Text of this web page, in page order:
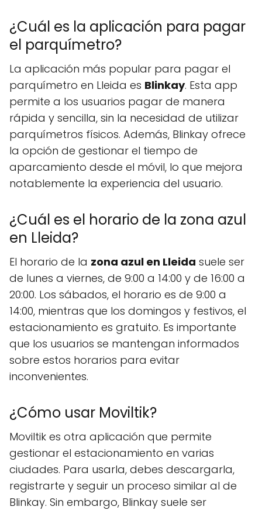
¿Cuál es la aplicación para pagar
el parquímetro?
La aplicación más popular para pagar el
parquímetro en Lleida es Blinkay. Esta app
permite a los usuarios pagar de manera
rápida y sencilla, sin la necesidad de utilizar
parquímetros físicos. Además, Blinkay ofrece
la opción de gestionar el tiempo de
aparcamiento desde el móvil, lo que mejora
notablemente la experiencia del usuario.
¿Cuál es el horario de la zona azul
en Lleida?
El horario de la zona azul en Lleida suele ser
de lunes a viernes, de 9:00 a 14:00 y de 16:00 a
20:00. Los sábados, el horario es de 9:00 a
14:00, mientras que los domingos y festivos, el
estacionamiento es gratuito. Es importante
que los usuarios se mantengan informados
sobre estos horarios para evitar
inconvenientes.
¿Cómo usar Moviltik?
Moviltik es otra aplicación que permite
gestionar el estacionamiento en varias
ciudades. Para usarla, debes descargarla,
registrarte y seguir un proceso similar al de
Blinkay. Sin embargo, Blinkay suele ser